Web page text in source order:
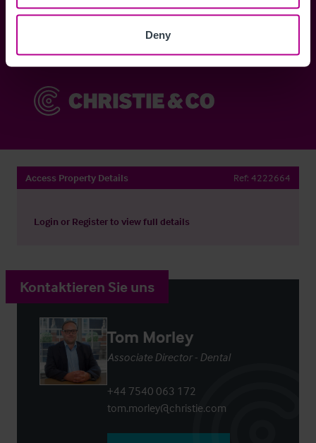
Deny
Anmelden
Access Property Details Ref: 4222664
Login or Registerto view full details
Kontaktieren Sie uns
Tom Morley
Associate Director - Dental
+44 7540 063 172
tom.morley@christie.com